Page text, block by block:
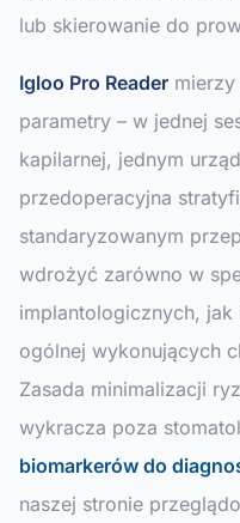
lub skierowanie do
Igloo Pro Reader
parametry – w jednej
kapilarnej, jednym
przedoperacyjna
standaryzowanym
wdrożyć zarówno w
implantologicznych,
ogólnej wykonujących
Zasada minimalizacji
wykracza poza
biomarkerów do
naszej stronie